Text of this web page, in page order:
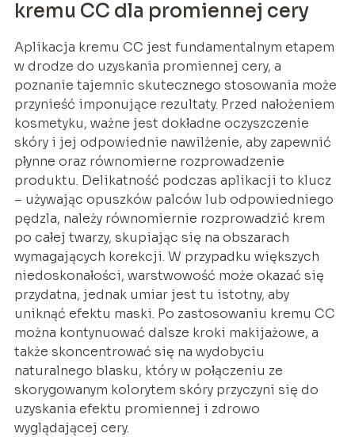
kremu CC dla promiennej cery
Aplikacja kremu CC jest fundamentalnym etapem
w drodze do uzyskania promiennej cery, a
poznanie tajemnic skutecznego stosowania może
przynieść imponujące rezultaty. Przed nałożeniem
kosmetyku, ważne jest dokładne oczyszczenie
skóry i jej odpowiednie nawilżenie, aby zapewnić
płynne oraz równomierne rozprowadzenie
produktu. Delikatność podczas aplikacji to klucz
– używając opuszków palców lub odpowiedniego
pędzla, należy równomiernie rozprowadzić krem
po całej twarzy, skupiając się na obszarach
wymagających korekcji. W przypadku większych
niedoskonałości, warstwowość może okazać się
przydatna, jednak umiar jest tu istotny, aby
uniknąć efektu maski. Po zastosowaniu kremu CC
można kontynuować dalsze kroki makijażowe, a
także skoncentrować się na wydobyciu
naturalnego blasku, który w połączeniu ze
skorygowanym kolorytem skóry przyczyni się do
uzyskania efektu promiennej i zdrowo
wyglądającej cery.